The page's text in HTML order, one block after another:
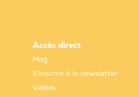
Accès direct
Mag
S'inscrire à la newsletter
Vidéos